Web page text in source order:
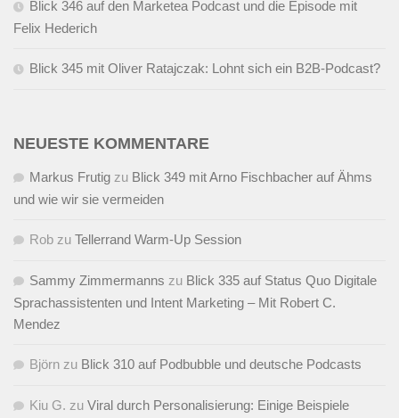
Blick 346 auf den Marketea Podcast und die Episode mit
Felix Hederich
Blick 345 mit Oliver Ratajczak: Lohnt sich ein B2B-Podcast?
NEUESTE KOMMENTARE
Markus Frutig zu Blick 349 mit Arno Fischbacher auf Ähms
und wie wir sie vermeiden
Rob zu Tellerrand Warm-Up Session
Sammy Zimmermanns zu Blick 335 auf Status Quo Digitale
Sprachassistenten und Intent Marketing – Mit Robert C.
Mendez
Björn zu Blick 310 auf Podbubble und deutsche Podcasts
Kiu G. zu Viral durch Personalisierung: Einige Beispiele